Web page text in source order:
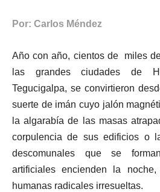
Por: Carlos Méndez
Año con año, cientos de miles
las grandes ciudades de
Tegucigalpa, se convirtieron
suerte de imán cuyo jalón
la algarabía de las masas
corpulencia de sus edificios o
descomunales que se
artificiales encienden la
humanas radicales irresueltas.